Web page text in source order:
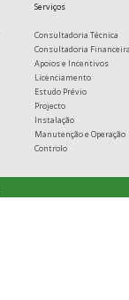
Serviços
Consultadoria Técnica
Consultadoria
Apoios e Incentivos
Licenciamento
Estudo Prévio
Projecto
Instalação
Manutenção e Operação
Controlo